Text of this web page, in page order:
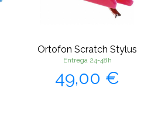
Ortofon Scratch Stylus
Entrega 24-48h
Precio
49,00 €